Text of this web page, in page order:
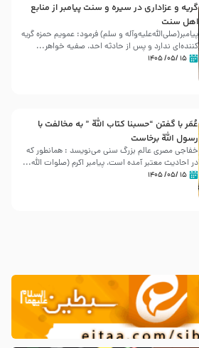
گریه و عزاداری در سیره و سنت پیامبر از منابع
اهل سنت
پیامبر(صلی‌الله‌علیه‌وآله و سلم) فرمود: عمویم حمزه گریه
کننده‌ای ندارد و پس از حادثه احد، صفیه خواهر...
۱۵ /۰۵/ ۱۴۰۵
عُمَر با گفتن “حسبنا كتاب اللّه ” به مخالفت با
رسول اللّه برخاست
خفاجی مصری عالم بزرگ سنی می‌نویسد : همانطور که
در احادیث معتبر آمده است، پیامبر اکرم (صلوات اللّه...
۱۵ /۰۵/ ۱۴۰۵